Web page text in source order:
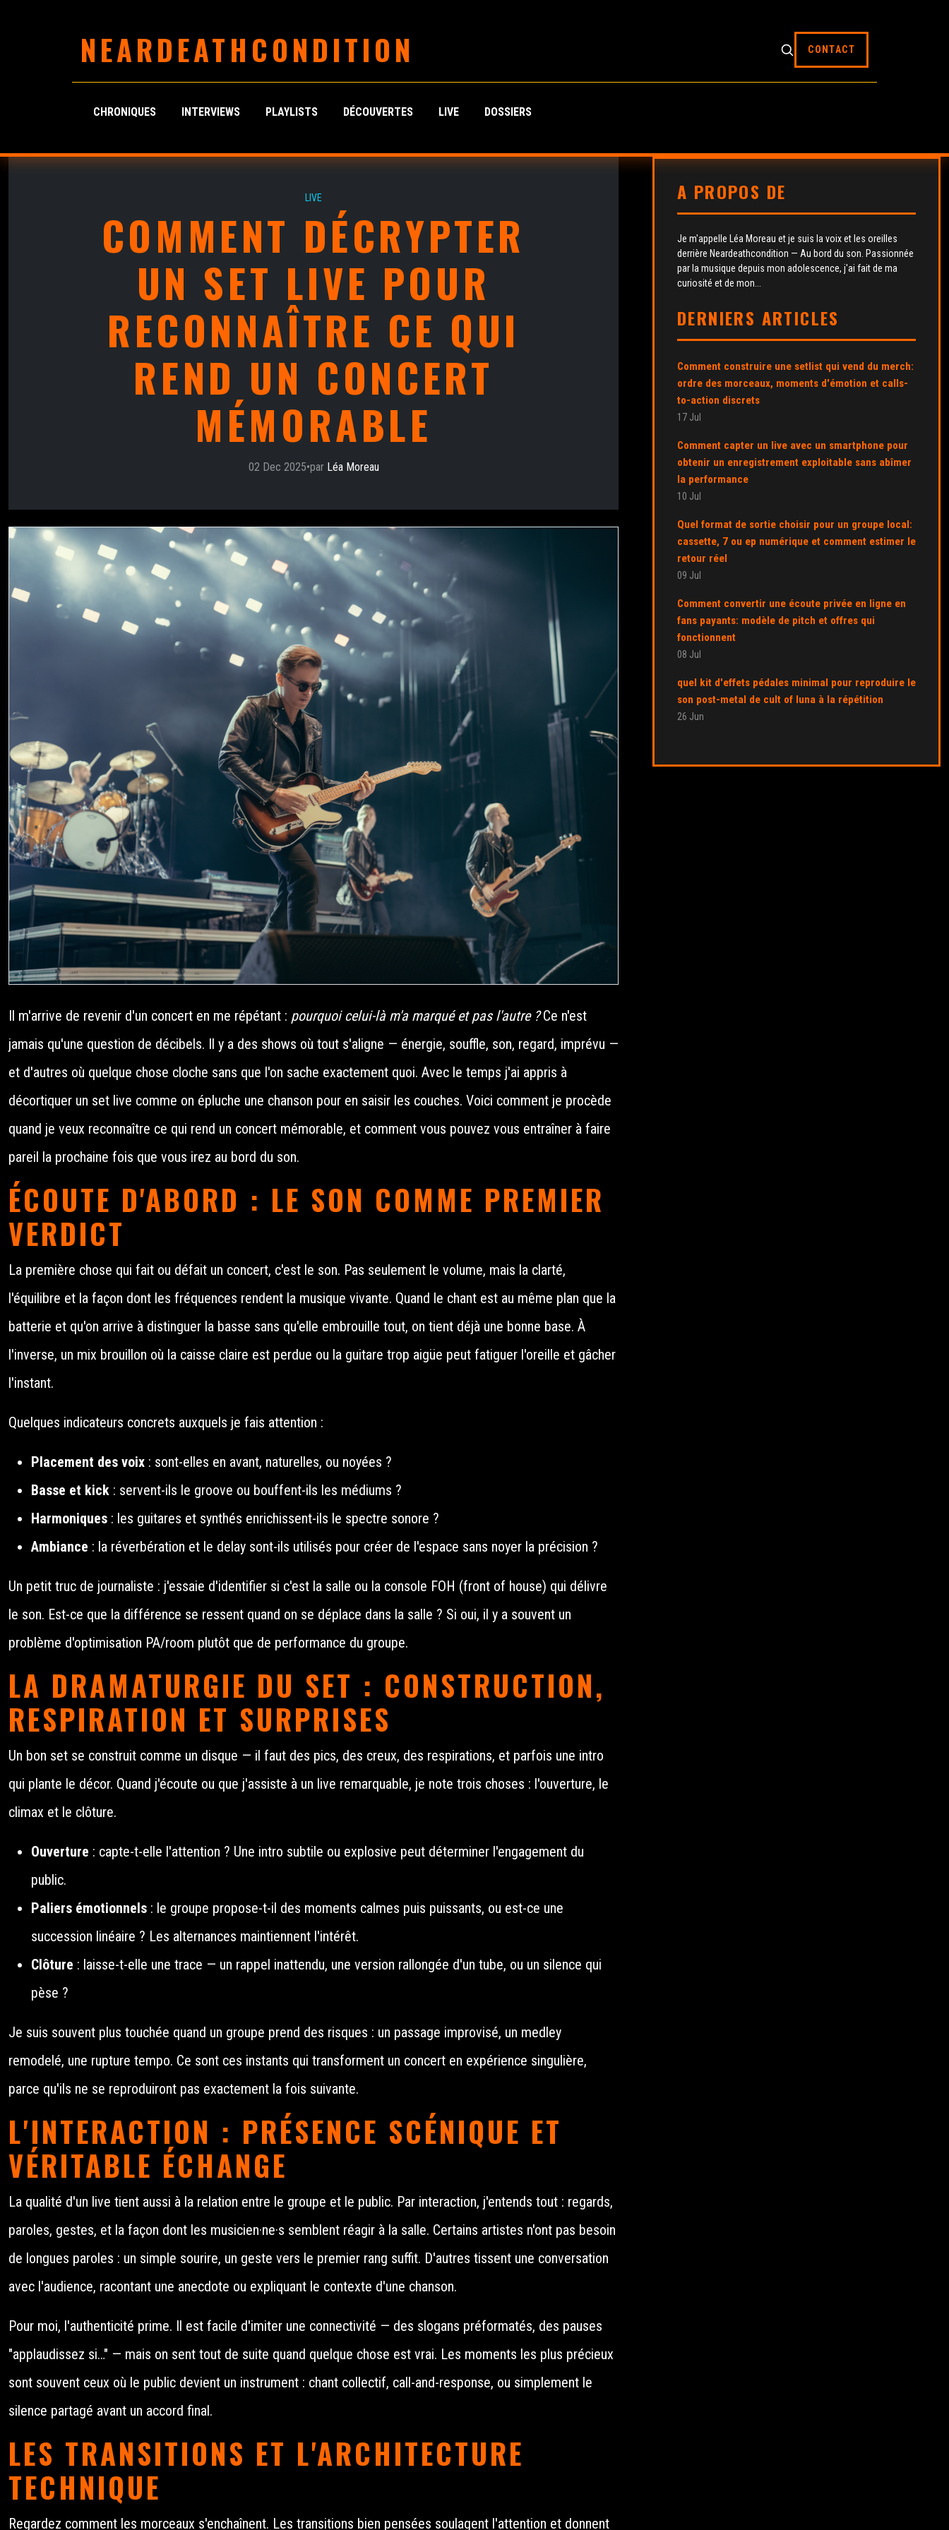
NEARDEATHCONDITION CONTACT
CHRONIQUES INTERVIEWS PLAYLISTS DÉCOUVERTES LIVE DOSSIERS
LIVE
COMMENT DÉCRYPTER
UN SET LIVE POUR
RECONNAÎTRE CE QUI
REND UN CONCERT
MÉMORABLE
02 Dec 2025•par Léa Moreau
Il m'arrive de revenir d'un concert en me répétant : pourquoi celui-là m'a marqué et pas l'autre ?Ce n'est
jamais qu'une question de décibels. Il y a des shows où tout s'aligne — énergie, souffle, son, regard, imprévu —
et d'autres où quelque chose cloche sans que l'on sache exactement quoi. Avec le temps j'ai appris à
décortiquer un set live comme on épluche une chanson pour en saisir les couches. Voici comment je procède
quand je veux reconnaître ce qui rend un concert mémorable, et comment vous pouvez vous entraîner à faire
pareil la prochaine fois que vous irez au bord du son.
ÉCOUTE D'ABORD : LE SON COMME PREMIER
VERDICT
La première chose qui fait ou défait un concert, c'est le son. Pas seulement le volume, mais la clarté,
l'équilibre et la façon dont les fréquences rendent la musique vivante. Quand le chant est au même plan que la
batterie et qu'on arrive à distinguer la basse sans qu'elle embrouille tout, on tient déjà une bonne base. À
l'inverse, un mix brouillon où la caisse claire est perdue ou la guitare trop aigüe peut fatiguer l'oreille et gâcher
l'instant.
Quelques indicateurs concrets auxquels je fais attention :
Placement des voix : sont-elles en avant, naturelles, ou noyées ?
Basse et kick : servent-ils le groove ou bouffent-ils les médiums ?
Harmoniques : les guitares et synthés enrichissent-ils le spectre sonore ?
Ambiance : la réverbération et le delay sont-ils utilisés pour créer de l'espace sans noyer la précision ?
Un petit truc de journaliste : j'essaie d'identifier si c'est la salle ou la console FOH (front of house) qui délivre
le son. Est-ce que la différence se ressent quand on se déplace dans la salle ? Si oui, il y a souvent un
problème d'optimisation PA/room plutôt que de performance du groupe.
LA DRAMATURGIE DU SET : CONSTRUCTION,
RESPIRATION ET SURPRISES
Un bon set se construit comme un disque — il faut des pics, des creux, des respirations, et parfois une intro
qui plante le décor. Quand j'écoute ou que j'assiste à un live remarquable, je note trois choses : l'ouverture, le
climax et le clôture.
Ouverture : capte-t-elle l'attention ? Une intro subtile ou explosive peut déterminer l'engagement du
public.
Paliers émotionnels : le groupe propose-t-il des moments calmes puis puissants, ou est-ce une
succession linéaire ? Les alternances maintiennent l'intérêt.
Clôture : laisse-t-elle une trace — un rappel inattendu, une version rallongée d'un tube, ou un silence qui
pèse ?
Je suis souvent plus touchée quand un groupe prend des risques : un passage improvisé, un medley
remodelé, une rupture tempo. Ce sont ces instants qui transforment un concert en expérience singulière,
parce qu'ils ne se reproduiront pas exactement la fois suivante.
L'INTERACTION : PRÉSENCE SCÉNIQUE ET
VÉRITABLE ÉCHANGE
La qualité d'un live tient aussi à la relation entre le groupe et le public. Par interaction, j'entends tout : regards,
paroles, gestes, et la façon dont les musicien·ne·s semblent réagir à la salle. Certains artistes n'ont pas besoin
de longues paroles : un simple sourire, un geste vers le premier rang suffit. D'autres tissent une conversation
avec l'audience, racontant une anecdote ou expliquant le contexte d'une chanson.
Pour moi, l'authenticité prime. Il est facile d'imiter une connectivité — des slogans préformatés, des pauses
"applaudissez si…" — mais on sent tout de suite quand quelque chose est vrai. Les moments les plus précieux
sont souvent ceux où le public devient un instrument : chant collectif, call-and-response, ou simplement le
silence partagé avant un accord final.
LES TRANSITIONS ET L'ARCHITECTURE
TECHNIQUE
Regardez comment les morceaux s'enchaînent. Les transitions bien pensées soulagent l'attention et donnent
A PROPOS DE
Je m'appelle Léa Moreau et je suis la voix et les oreilles
derrière Neardeathcondition — Au bord du son. Passionnée
par la musique depuis mon adolescence, j'ai fait de ma
curiosité et de mon...
DERNIERS ARTICLES
Comment construire une setlist qui vend du merch:
ordre des morceaux, moments d'émotion et calls-
to-action discrets
17 Jul
Comment capter un live avec un smartphone pour
obtenir un enregistrement exploitable sans abîmer
la performance
10 Jul
Quel format de sortie choisir pour un groupe local:
cassette, 7 ou ep numérique et comment estimer le
retour réel
09 Jul
Comment convertir une écoute privée en ligne en
fans payants: modèle de pitch et offres qui
fonctionnent
08 Jul
quel kit d'effets pédales minimal pour reproduire le
son post-metal de cult of luna à la répétition
26 Jun